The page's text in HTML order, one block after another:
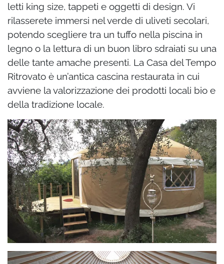
letti king size, tappeti e oggetti di design. Vi
rilasserete immersi nel verde di uliveti secolari,
potendo scegliere tra un tuffo nella piscina in
legno o la lettura di un buon libro sdraiati su una
delle tante amache presenti. La Casa del Tempo
Ritrovato è un’antica cascina restaurata in cui
avviene la valorizzazione dei prodotti locali bio e
della tradizione locale.